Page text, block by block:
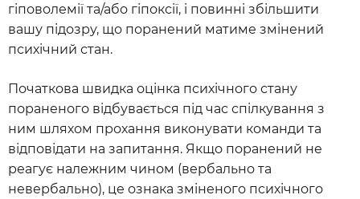
гіповолемії та/або гіпоксії, і повинні збільшити
вашу підозру, що поранений матиме змінений
психічний стан.
Початкова швидка оцінка психічного стану
пораненого відбувається під час спілкування з
ним шляхом прохання виконувати команди та
відповідати на запитання. Якщо поранений не
реагує належним чином (вербально та
невербально), це ознака зміненого психічного